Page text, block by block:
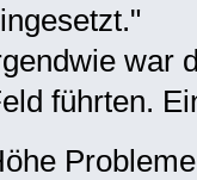
war
führten.